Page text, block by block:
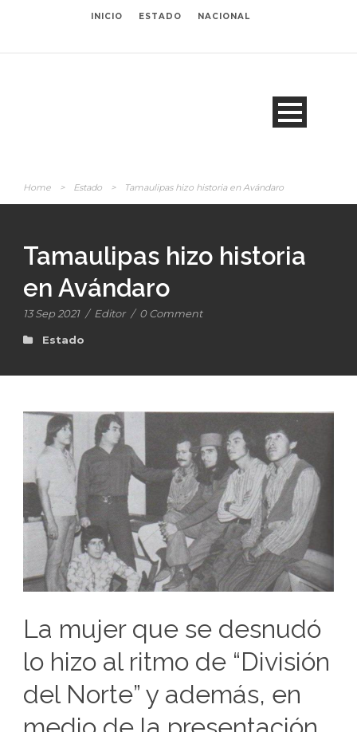
INICIO ESTADO NACIONAL
Home > Estado > Tamaulipas hizo historia en Avándaro
Tamaulipas hizo historia
en Avándaro
13 Sep 2021 / Editor / 0 Comment
Estado
La mujer que se desnudó
lo hizo al ritmo de “División
del Norte” y además, en